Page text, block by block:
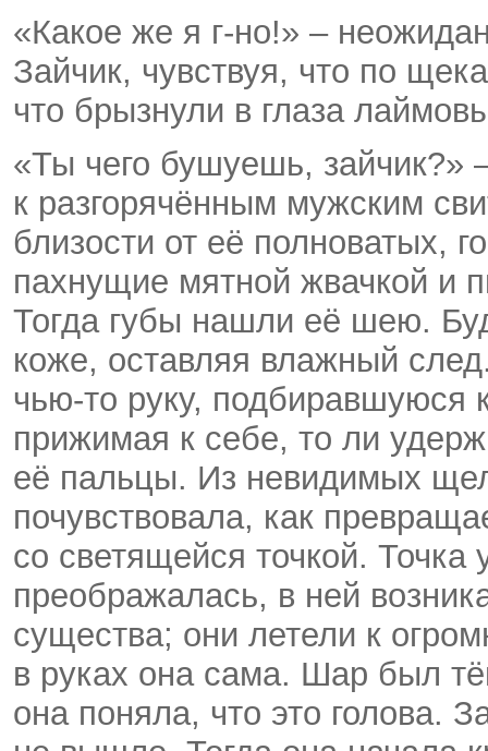
«Какое же я г-но!» –
Зайчик, чувствуя, что по
что брызнули в глаза
«Ты чего бушуешь, зайчик?»
к разгорячённым мужским
близости от её полноватых,
пахнущие мятной жвачкой и
Тогда губы нашли её шею.
коже, оставляя влажный
чью-то руку, подбиравшуюся
прижимая к себе, то ли
её пальцы. Из невидимых
почувствовала, как
со светящейся точкой. Точка
преображалась, в ней
существа; они летели к
в руках она сама. Шар был
она поняла, что это голова.